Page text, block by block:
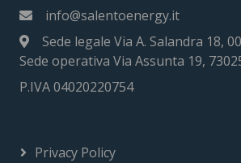
info@salentoenergy.it
Sede legale Via A. Salandra 18,
Sede operativa Via Assunta 19,
P.IVA 04020220754
Privacy Policy